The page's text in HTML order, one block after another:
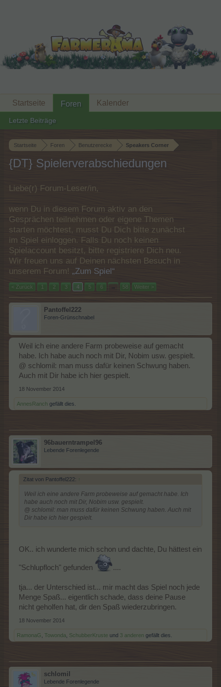
Startseite Foren Benutzerecke Speakers Corner
{DT} Spielerverabschiedungen
Liebe(r) Forum-Leser/in,
wenn Du in diesem Forum aktiv an den
Gesprächen teilnehmen oder eigene Themen
starten möchtest, musst Du Dich bitte zunächst
im Spiel einloggen. Falls Du noch keinen
Spielaccount besitzt, bitte registriere Dich neu.
Wir freuen uns auf Deinen nächsten Besuch in
unserem Forum! „Zum Spiel“
< Zurück 1 2 3 4 5 6 → 58 Weiter >
Pantoffel222
Foren-Grünschnabel
Weil ich eine andere Farm probeweise auf gemacht
habe. Ich habe auch noch mit Dir, Nobim usw. gespielt.
@ schlomil: man muss dafür keinen Schwung haben.
Auch mit Dir habe ich hier gespielt.
18 November 2014
AnnesRanch gefällt dies.
96bauerntrampel96
Lebende Forenlegende
Zitat von Pantoffel222: ↑
Weil ich eine andere Farm probeweise auf gemacht habe. Ich
habe auch noch mit Dir, Nobim usw. gespielt.
@ schlomil: man muss dafür keinen Schwung haben. Auch mit
Dir habe ich hier gespielt.
OK.. ich wunderte mich schon und dachte, Du hättest ein
"Schlupfloch" gefunden ....
tja... der Unterschied ist... mir macht das Spiel noch jede
Menge Spaß... eigentlich schade, dass deine Pause
nicht geholfen hat, dir den Spaß wiederzubringen.
18 November 2014
RamonaG Towonda SchubberKruste und 3 anderen gefällt dies.
schlomil
Lebende Forenlegende
Startseite Foren
Letzte Beiträge
Kalender